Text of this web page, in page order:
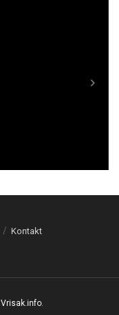
Kontakt
Vrisak.info.